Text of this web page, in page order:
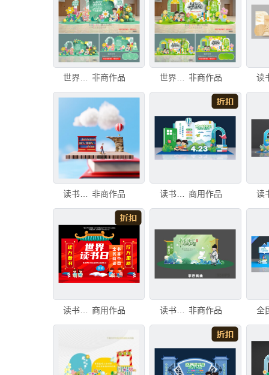
世界读书日美陈 非商作品 世界读书日美陈 非商作品
非商作品 读书节美陈布置 商用作品
商用作品 读书日美陈 非商作品